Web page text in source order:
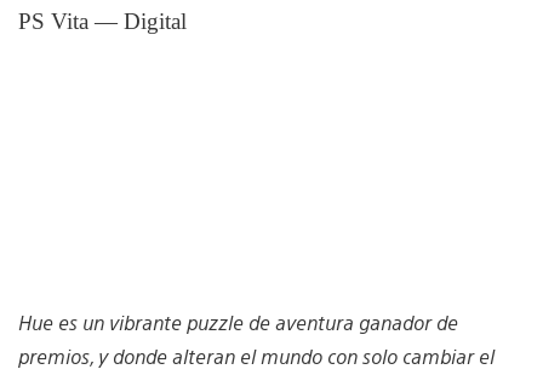
PS Vita — Digital
Hue es un vibrante puzzle de aventura ganador de
premios, y donde alteran el mundo con solo cambiar el